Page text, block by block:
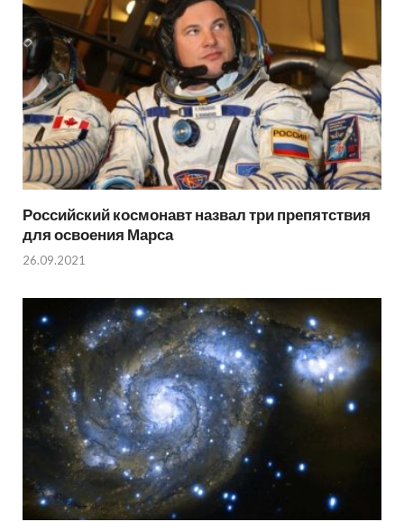
Российский космонавт назвал три препятствия
для освоения Марса
26.09.2021